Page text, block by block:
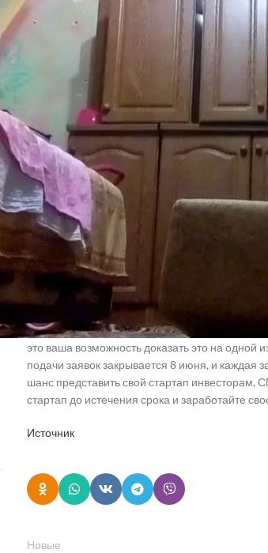
Что такое Startup Battlefield 200? Это место,
невозможности игнорирования.
инвесторами, влиятельными СМИ и
финансирования, но каждая отобранная
будущих возможностей по привлечению
привлекли более $32 миллиардов и
Microsoft,Google, Salesforce, Uber и Amazon.
Trello.
Почему основатели стремятся подать
никогда важно. Startup Battlefield 200
инвесторам, СМИ, клиентам и
три дня Disrupt, четыре бесплатных
прессы и генерации лидов, доступ к мастер-
обратную связь от ведущих венчурных
Кто должен подать заявку? TechCrunch
изменить индустрию. Стартапы на стадии
серии A в капиталоемких секторах также
это ваша возможность доказать это на
подачи заявок закрывается 8 июня, и
шанс представить свой стартап
стартап до истечения срока и заработайте
Источник
Новые